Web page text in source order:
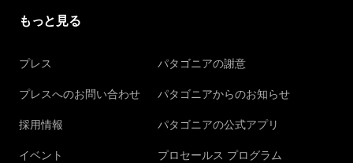
もっと見る
プレス
プレスへのお問い合わせ
採用情報
イベント
パタゴニアの謝意
パタゴニアからのお知らせ
パタゴニアの公式アプリ
プロセールス プログラム